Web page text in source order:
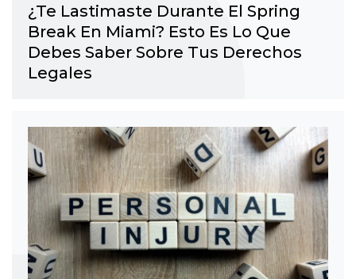
¿Te Lastimaste Durante El Spring
Break En Miami? Esto Es Lo Que
Debes Saber Sobre Tus Derechos
Legales